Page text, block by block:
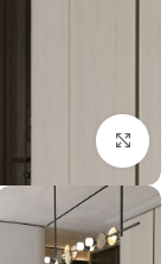
بزرگنمایی تصویر